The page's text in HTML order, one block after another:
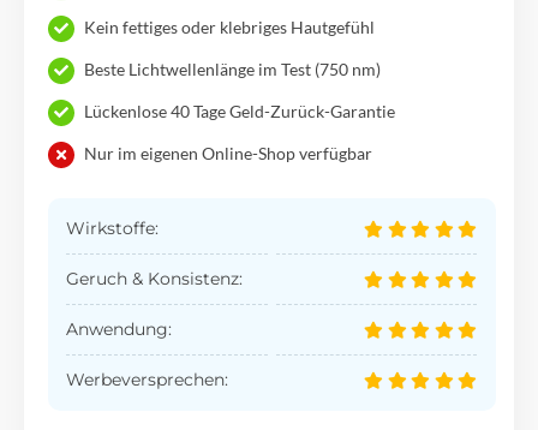
Kein fettiges oder klebriges Hautgefühl
Beste Lichtwellenlänge im Test (750 nm)
Lückenlose 40 Tage Geld-Zurück-Garantie
Nur im eigenen Online-Shop verfügbar
Wirkstoffe:
Geruch & Konsistenz:
Anwendung:
Werbeversprechen: